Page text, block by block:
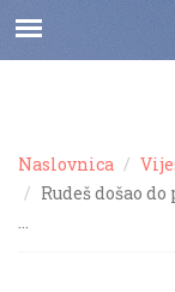
Naslovnica
Rudeš došao
…